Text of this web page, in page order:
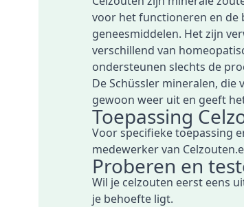
voor het functioneren en de
geneesmiddelen. Het zijn
verschillend van
ondersteunen slechts de
De Schüssler mineralen,
gewoon weer uit en geeft
Toepassing
Voor specifieke toepassing
medewerker van
Proberen en
Wil je celzouten eerst eens
je behoefte ligt.